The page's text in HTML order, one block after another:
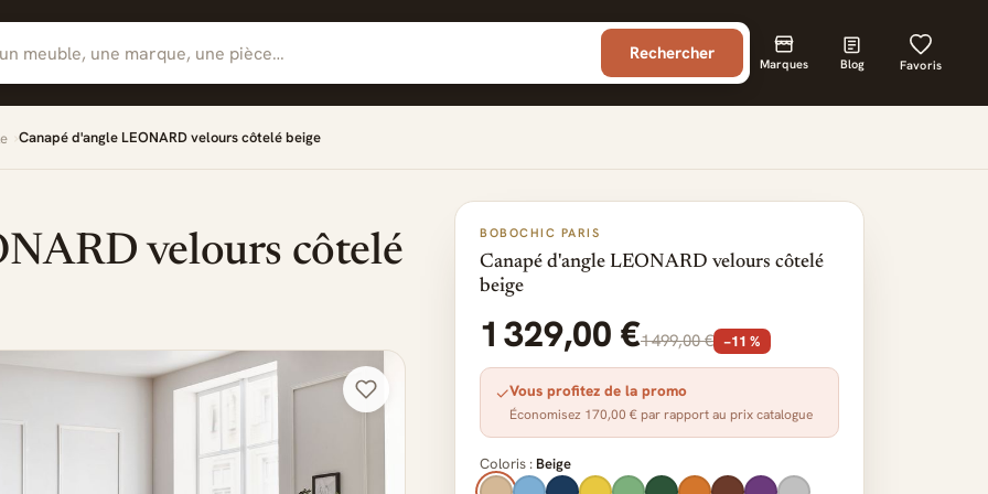
Rechercher Marques Blog Favoris
Canapé d'angle LEONARD velours côtelé beige
velours côtelé
BOBOCHIC PARIS
Canapé d'angle LEONARD velours côtelé
beige
1 329,00 €1 499,00 € −11 %
✓Vous profitez de la promo
Économisez 170,00 € par rapport au prix catalogue
Coloris : Beige